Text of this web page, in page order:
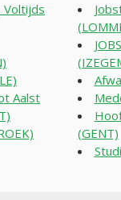
Aalst
(GENT)